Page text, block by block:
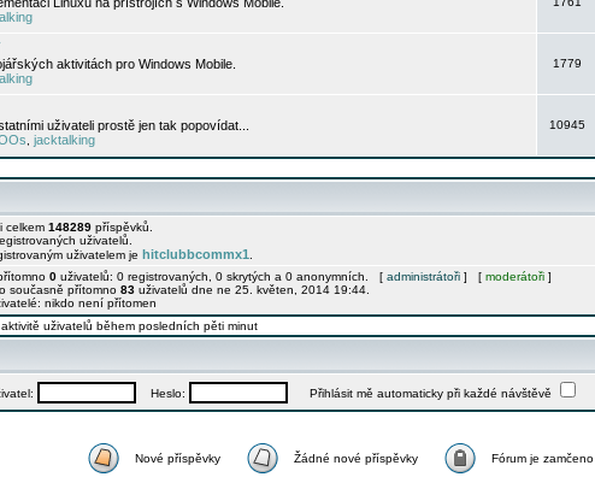
aktivitách pro Windows Mobile.
1779
uživateli prostě jen tak popovídat...
jacktalking
10945
celkem 148289 příspěvků.
uživatelů.
uživatelem je hitclubbcommx1
0 uživatelů: 0 registrovaných, 0 skrytých a 0 anonymních. [ administrátoři ] [ moderátoři ]
současně přítomno 83 uživatelů dne ne 25. květen, 2014 19:44.
nikdo není přítomen
uživatelů během posledních pěti minut
Heslo: Přihlásit mě automaticky při každé návštěvě
Nové příspěvky Žádné nové příspěvky Fórum je zamčeno